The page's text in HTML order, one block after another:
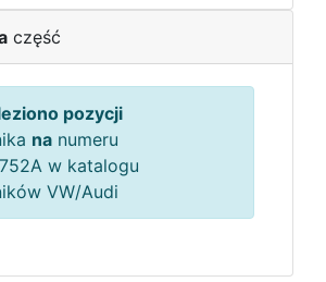
część
pozycji
na numeru
w katalogu
VW/Audi